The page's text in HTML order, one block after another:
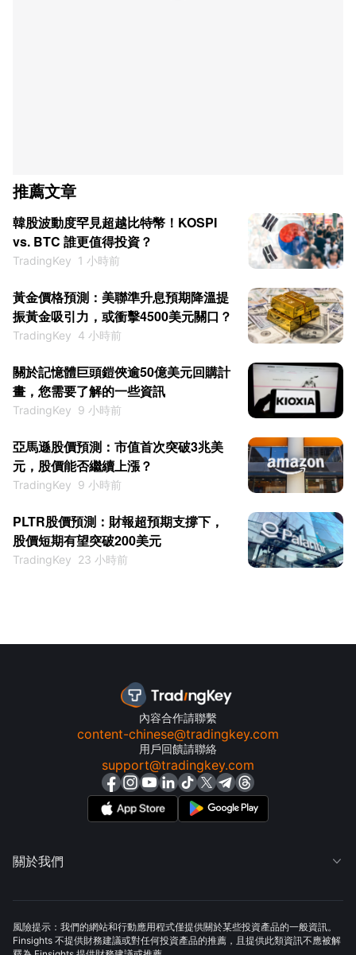
推薦文章
韓股波動度罕見超越比特幣！KOSPI
vs. BTC 誰更值得投資？
TradingKey 1 小時前
黃金價格預測：美聯準升息預期降溫提
振黃金吸引力，或衝擊4500美元關口？
TradingKey 4 小時前
關於記憶體巨頭鎧俠逾50億美元回購計
畫，您需要了解的一些資訊
TradingKey 9 小時前
亞馬遜股價預測：市值首次突破3兆美
元，股價能否繼續上漲？
TradingKey 9 小時前
PLTR股價預測：財報超預期支撐下，
股價短期有望突破200美元
TradingKey 23 小時前
內容合作請聯繫
content-chinese@tradingkey.com
用戶回饋請聯絡
support@tradingkey.com
關於我們 
風險提示：我們的網站和行動應用程式僅提供關於某些投資產品的一般資訊。
Finsights 不提供財務建議或對任何投資產品的推薦，且提供此類資訊不應被解